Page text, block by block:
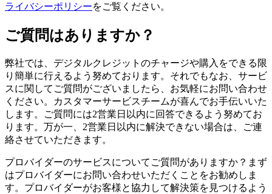
ライバシーポリシーをご覧ください。
ご質問はありますか？
弊社では、デジタルクレジットのチャージや購入をできる限
り簡単に行えるよう努めております。それでもなお、サービ
スに関してご質問がございましたら、お気軽にお問い合わせ
ください。カスタマーサービスチームが喜んでお手伝いいた
します。ご質問には2営業日以内に回答できるよう努めてお
ります。万が一、2営業日以内に解決できない場合は、ご連
絡させていただきます。
プロバイダーのサービスについてご質問がありますか？まず
はプロバイダーにお問い合わせいただくことをお勧めしま
す。プロバイダーがお客様と協力して解決策を見つけるよう